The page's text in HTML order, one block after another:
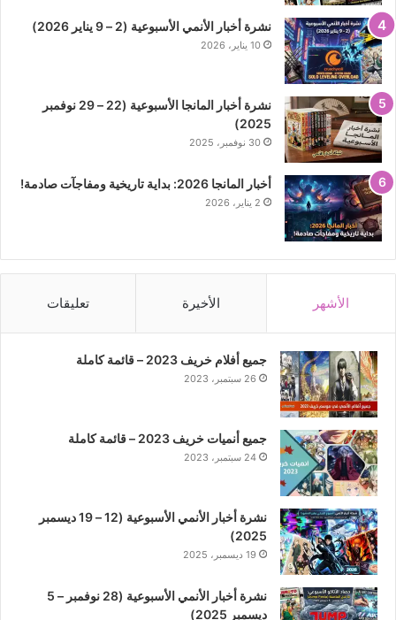
نشرة أخبار الأنمي الأسبوعية (2 – 9 يناير 2026)
10 يناير، 2026
نشرة أخبار المانجا الأسبوعية (22 – 29 نوفمبر
2025)
30 نوفمبر، 2025
أخبار المانجا 2026: بداية تاريخية ومفاجآت صادمة!
2 يناير، 2026
الأشهر الأخيرة تعليقات
جميع أفلام خريف 2023 – قائمة كاملة
26 سبتمبر، 2023
جميع أنميات خريف 2023 – قائمة كاملة
24 سبتمبر، 2023
نشرة أخبار الأنمي الأسبوعية (12 – 19 ديسمبر
2025)
19 ديسمبر، 2025
نشرة أخبار الأنمي الأسبوعية (28 نوفمبر – 5
ديسمبر 2025)